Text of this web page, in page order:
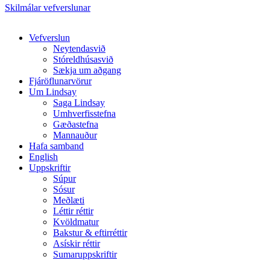
Skilmálar vefverslunar
Close
Vefverslun
Neytendasvið
Stóreldhúsasvið
Sækja um aðgang
Fjáröflunarvörur
Um Lindsay
Saga Lindsay
Umhverfisstefna
Gæðastefna
Mannauður
Hafa samband
English
Uppskriftir
Súpur
Sósur
Meðlæti
Léttir réttir
Kvöldmatur
Bakstur & eftirréttir
Asískir réttir
Sumaruppskriftir